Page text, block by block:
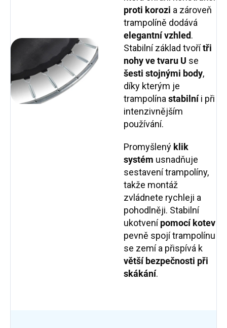
proti korozi a zároveň
trampolíně dodává
elegantní vzhled.
Stabilní základ tvořítři
nohy ve tvaru U se
šesti stojnými body,
díky kterým je
trampolínastabilníi při
intenzivnějším
používání.
Promyšlený klik
systém usnadňuje
sestavení trampolíny,
takže montáž
zvládnete rychleji a
pohodlněji. Stabilní
ukotvenípomocí kotev
pevně spojí trampolínu
se zemí a přispívá k
větší bezpečnosti při
skákání.